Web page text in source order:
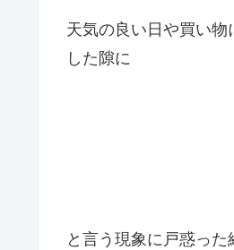
天気の良い日や買い
した隙に
と言う現象に戸惑った